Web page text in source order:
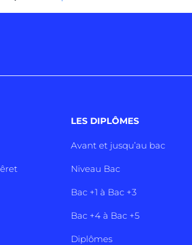
LES DIPLÔMES
Avant et jusqu’au bac
Niveau Bac
Bac +1 à Bac +3
Bac +4 à Bac +5
Diplômes